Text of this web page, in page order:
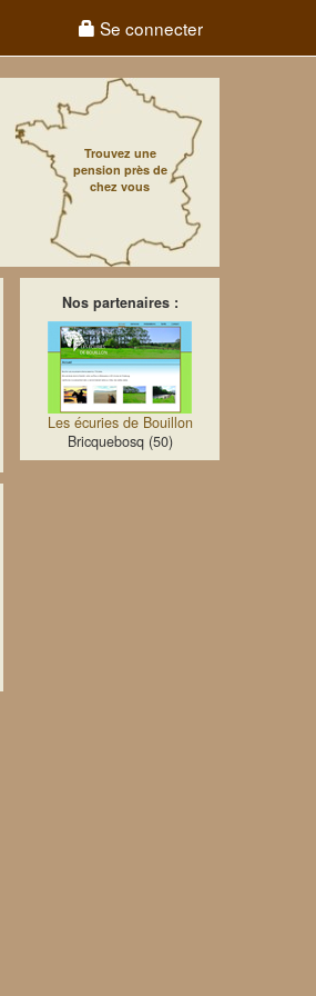
Se connecter
Trouvez une
pension près de
chez vous
Nos partenaires :
Les écuries de Bouillon
Bricquebosq (50)